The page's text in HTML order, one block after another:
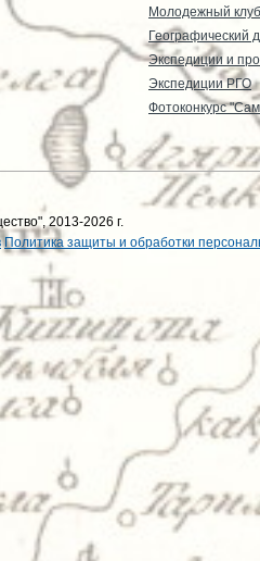
Молодежный клуб
Географический
Экспедиции и
Экспедиции РГО
Фотоконкурс
2013-2026 г.
Политика защиты и обработки